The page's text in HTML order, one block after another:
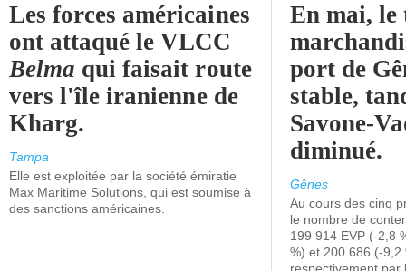
Les forces américaines
ont attaqué le VLCC
Belma qui faisait route
vers l'île iranienne de
Kharg.
Tampa
Elle est exploitée par la société émiratie
Max Maritime Solutions, qui est soumise à
des sanctions américaines.
En mai, le
port de
stable,
Savone-
diminué.
Gênes
Au cours des cinq
le nombre de
199 914 EVP (-2,8
%) et 200 686 (-9,2